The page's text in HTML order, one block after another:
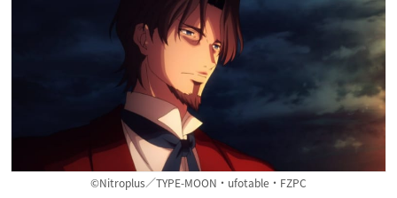
©Nitroplus／TYPE-MOON・ufotable・FZPC